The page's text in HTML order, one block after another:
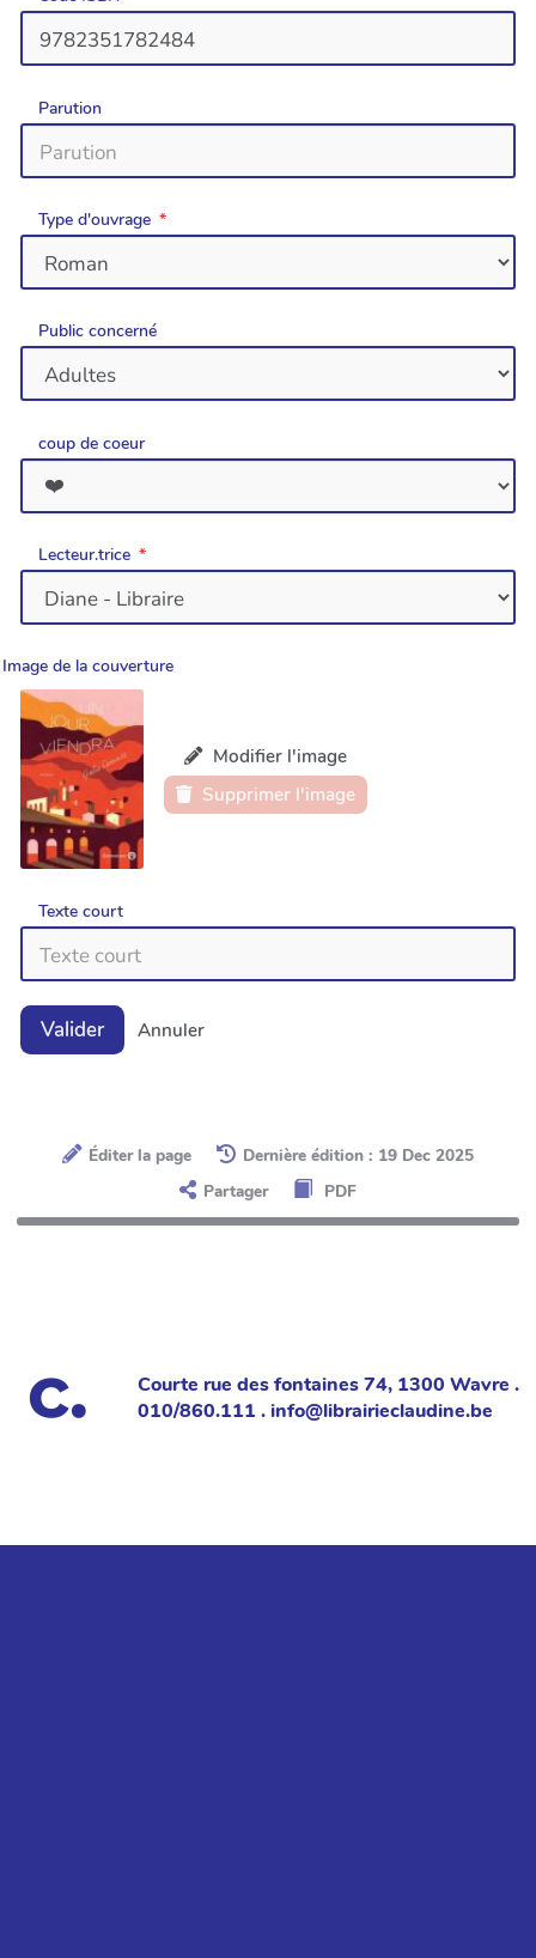
Parution
Type d'ouvrage
Public concerné
coup de coeur
Lecteur.trice
Image de la couverture
Modifier l'image
Supprimer l'image
Texte court
Valider Annuler
Éditer la page
Dernière édition : 19 Dec 2025
Partager
PDF
Courte rue des fontaines 74, 1300 Wavre .
010/860.111 . info@librairieclaudine.be